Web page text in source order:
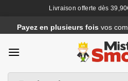
Livraison offerte dès
au
contenu
Payez en plusieurs fois vos